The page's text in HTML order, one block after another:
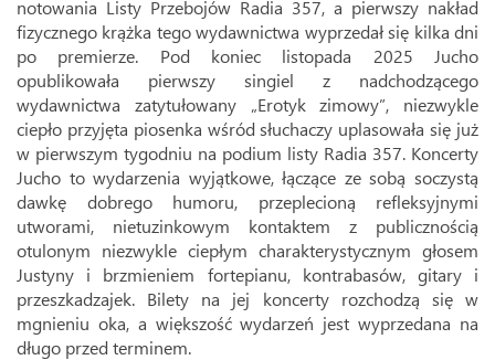
notowania Listy Przebojów Radia 357, a pierwszy nakład
fizycznego krążka tego wydawnictwa wyprzedał się kilka dni
po premierze. Pod koniec listopada 2025 Jucho
opublikowała pierwszy singiel z nadchodzącego
wydawnictwa zatytułowany „Erotyk zimowy”, niezwykle
ciepło przyjęta piosenka wśród słuchaczy uplasowała się już
w pierwszym tygodniu na podium listy Radia 357. Koncerty
Jucho to wydarzenia wyjątkowe, łączące ze sobą soczystą
dawkę dobrego humoru, przeplecioną refleksyjnymi
utworami, nietuzinkowym kontaktem z publicznością
otulonym niezwykle ciepłym charakterystycznym głosem
Justyny i brzmieniem fortepianu, kontrabasów, gitary i
przeszkadzajek. Bilety na jej koncerty rozchodzą się w
mgnieniu oka, a większość wydarzeń jest wyprzedana na
długo przed terminem.